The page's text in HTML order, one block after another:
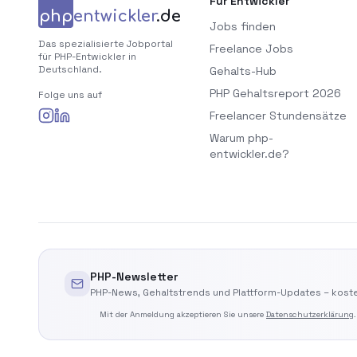
phpentwickler.de
Das spezialisierte Jobportal
für PHP-Entwickler in
Deutschland.
Folge uns auf
Jobs finden
Freelance Jobs
Gehalts-Hub
PHP Gehaltsreport 2026
Freelancer Stundensätze
Warum php-
entwickler.de?
PHP-Newsletter
PHP-News, Gehaltstrends und Plattform-Updates –
Mit der Anmeldung akzeptieren Sie unsere Datenschutzerklärung.